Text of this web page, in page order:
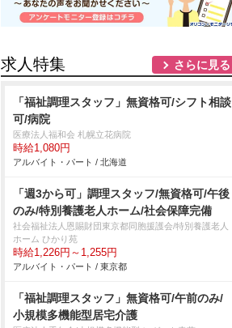
求人特集 さらに見る
「福祉調理スタッフ」無資格可/シフト相談
可/病院
医療法人福和会 札幌立花病院
時給1,080円
アルバイト・パート / 北海道
「週3から可」調理スタッフ/無資格可/午後
のみ/特別養護老人ホーム/社会保障完備
社会福祉法人恩賜財団東京都同胞援護会/特別養護老人
ホーム ひかり苑
時給1,226円～1,255円
アルバイト・パート / 東京都
「福祉調理スタッフ」無資格可/午前のみ/
小規模多機能型居宅介護